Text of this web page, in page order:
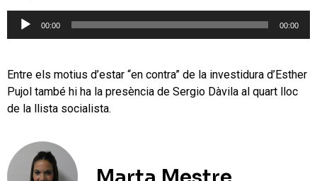
Reproductor
00:00 00:00
Entre els motius d’estar “en contra” de la investidura d’Esther
Pujol també hi ha la presència de Sergio Dàvila al quart lloc
de la llista socialista.